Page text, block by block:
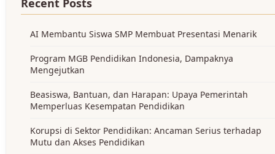
Recent Posts
AI Membantu Siswa SMP Membuat Presentasi Menarik
Program MGB Pendidikan Indonesia, Dampaknya
Mengejutkan
Beasiswa, Bantuan, dan Harapan: Upaya Pemerintah
Memperluas Kesempatan Pendidikan
Korupsi di Sektor Pendidikan: Ancaman Serius terhadap
Mutu dan Akses Pendidikan